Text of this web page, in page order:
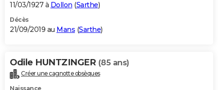
11/03/1927 à Dollon (Sarthe)
Décès
21/09/2019 au Mans (Sarthe)
Odile HUNTZINGER (85 ans)
Créer une cagnotte obsèques
Naissance